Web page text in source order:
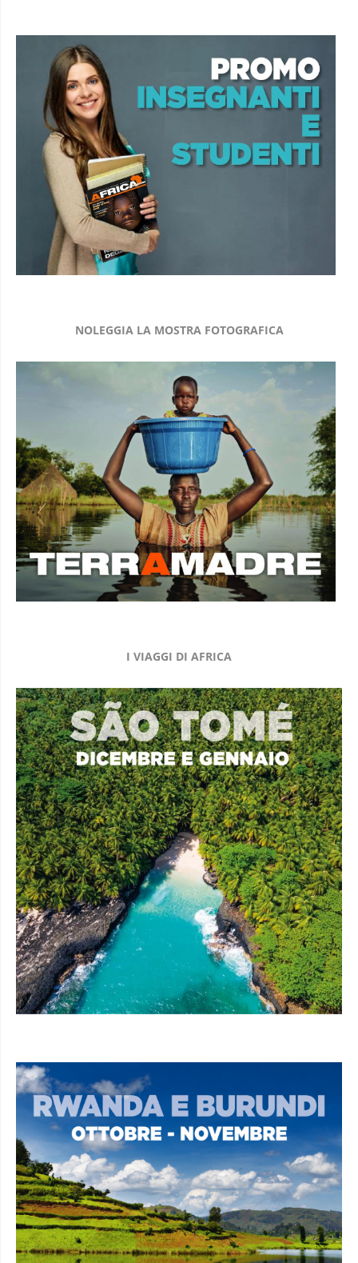
NOLEGGIA LA MOSTRA FOTOGRAFICA
I VIAGGI DI AFRICA